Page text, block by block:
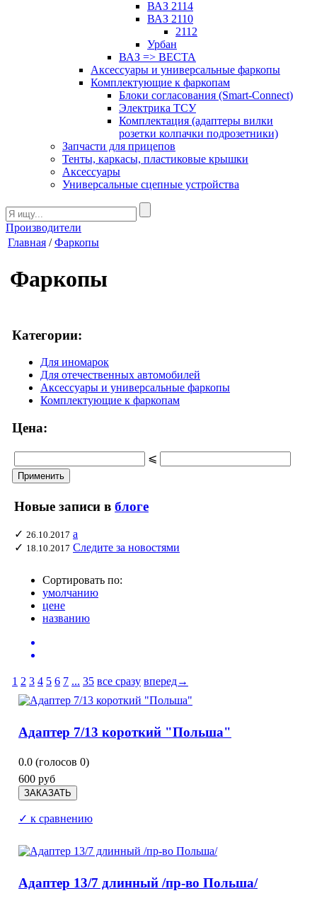
ВАЗ 2114
ВАЗ 2110
2112
Урбан
ВАЗ => ВЕСТА
Аксессуары и универсальные фаркопы
Комплектующие к фаркопам
Блоки согласования (Smart-Connect)
Электрика ТСУ
Комплектация (адаптеры вилки
розетки колпачки подрозетники)
Запчасти для прицепов
Тенты, каркасы, пластиковые крышки
Аксессуары
Универсальные сцепные устройства
Производители
Главная /Фаркопы
Фаркопы
Категории:
Для иномарок
Для отечественных автомобилей
Аксессуары и универсальные фаркопы
Комплектующие к фаркопам
Цена:
⩽
Новые записи в блоге
✓ 26.10.2017 а
✓ 18.10.2017 Следите за новостями
Сортировать по:
умолчанию
цене
названию
1 2 3 4 5 6 7 ... 35 все сразу вперед→
Адаптер 7/13 короткий "Польша"
0.0 (голосов 0)
600 руб
✓ к сравнению
Адаптер 13/7 длинный /пр-во Польша/